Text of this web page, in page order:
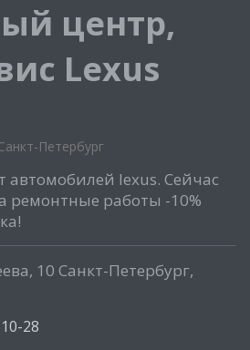
центр,
Lexus
Петербург
lexus. Сейчас
ремонтные работы -10%
10 Санкт-Петербург,
28